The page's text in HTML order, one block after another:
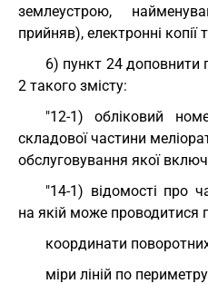
землеустрою,
прийняв), електронні копії
6) пункт 24 доповнити
2 такого змісту:
"12-1) обліковий
складової частини
обслуговування якої
"14-1) відомості про
на якій може проводитися
координати
міри ліній по